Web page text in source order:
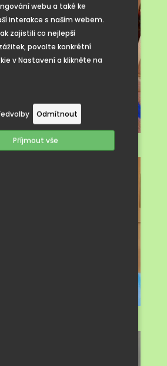
webu a také ke
interakce s naším webem.
zajistili co nejlepší
povolte konkrétní
v Nastavení a klikněte na
Odmítnout
Příjmout vše